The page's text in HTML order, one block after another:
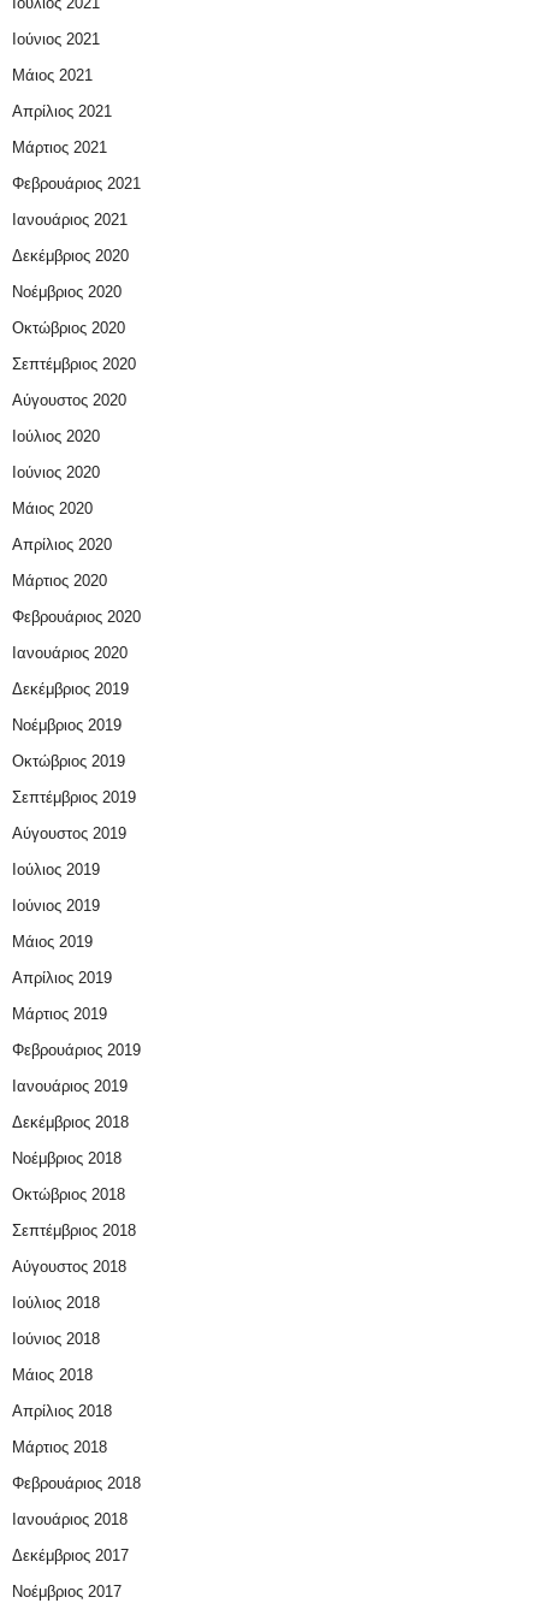
Ιούνιος 2021
Μάιος 2021
Απρίλιος 2021
Μάρτιος 2021
Φεβρουάριος 2021
Ιανουάριος 2021
Δεκέμβριος 2020
Νοέμβριος 2020
Οκτώβριος 2020
Σεπτέμβριος 2020
Αύγουστος 2020
Ιούλιος 2020
Ιούνιος 2020
Μάιος 2020
Απρίλιος 2020
Μάρτιος 2020
Φεβρουάριος 2020
Ιανουάριος 2020
Δεκέμβριος 2019
Νοέμβριος 2019
Οκτώβριος 2019
Σεπτέμβριος 2019
Αύγουστος 2019
Ιούλιος 2019
Ιούνιος 2019
Μάιος 2019
Απρίλιος 2019
Μάρτιος 2019
Φεβρουάριος 2019
Ιανουάριος 2019
Δεκέμβριος 2018
Νοέμβριος 2018
Οκτώβριος 2018
Σεπτέμβριος 2018
Αύγουστος 2018
Ιούλιος 2018
Ιούνιος 2018
Μάιος 2018
Απρίλιος 2018
Μάρτιος 2018
Φεβρουάριος 2018
Ιανουάριος 2018
Δεκέμβριος 2017
Νοέμβριος 2017